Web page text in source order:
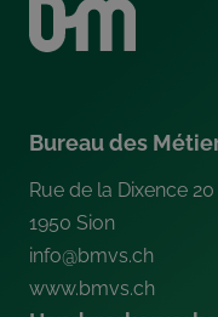
Bureau des
Rue de la Dixence 20
1950 Sion
info@bmvs.ch
www.bmvs.ch